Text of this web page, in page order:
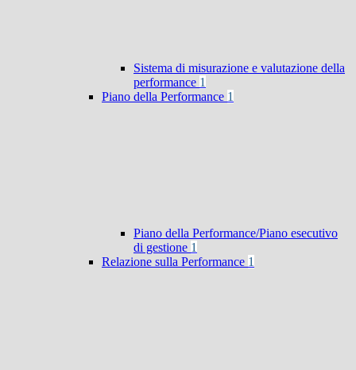
Sistema di misurazione e valutazione della
performance 1
Piano della Performance 1
Piano della Performance/Piano esecutivo
di gestione 1
Relazione sulla Performance 1